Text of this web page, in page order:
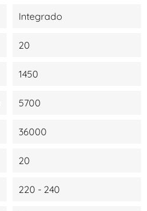
Integrado
20
1450
5700
36000
20
220 - 240